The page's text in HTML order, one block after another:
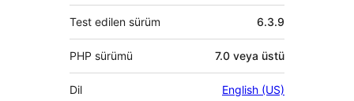
Test edilen sürüm 6.3.9
PHP sürümü 7.0 veya üstü
Dil English (US)